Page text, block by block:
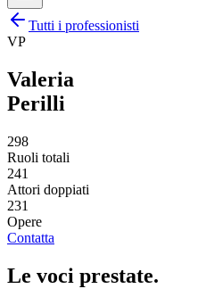
Tutti i professionisti
VP
Valeria
Perilli
298
Ruoli totali
241
Attori doppiati
231
Opere
Contatta
Le voci prestate.